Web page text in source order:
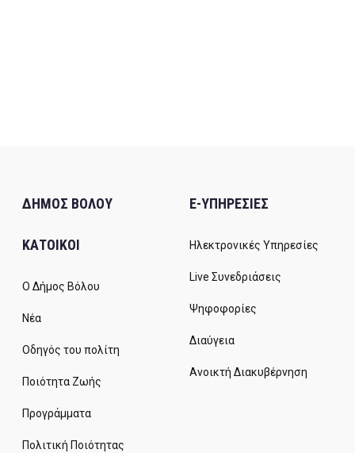
ΔΗΜΟΣ ΒΟΛΟΥ
ΚΑΤΟΙΚΟΙ
Ο Δήμος Βόλου
Νέα
Οδηγός του πολίτη
Ποιότητα Ζωής
Προγράμματα
Πολιτική Ποιότητας
E-ΥΠΗΡΕΣΙΕΣ
Ηλεκτρονικές Υπηρεσίες
Live Συνεδριάσεις
Ψηφοφορίες
Διαύγεια
Ανοικτή Διακυβέρνηση